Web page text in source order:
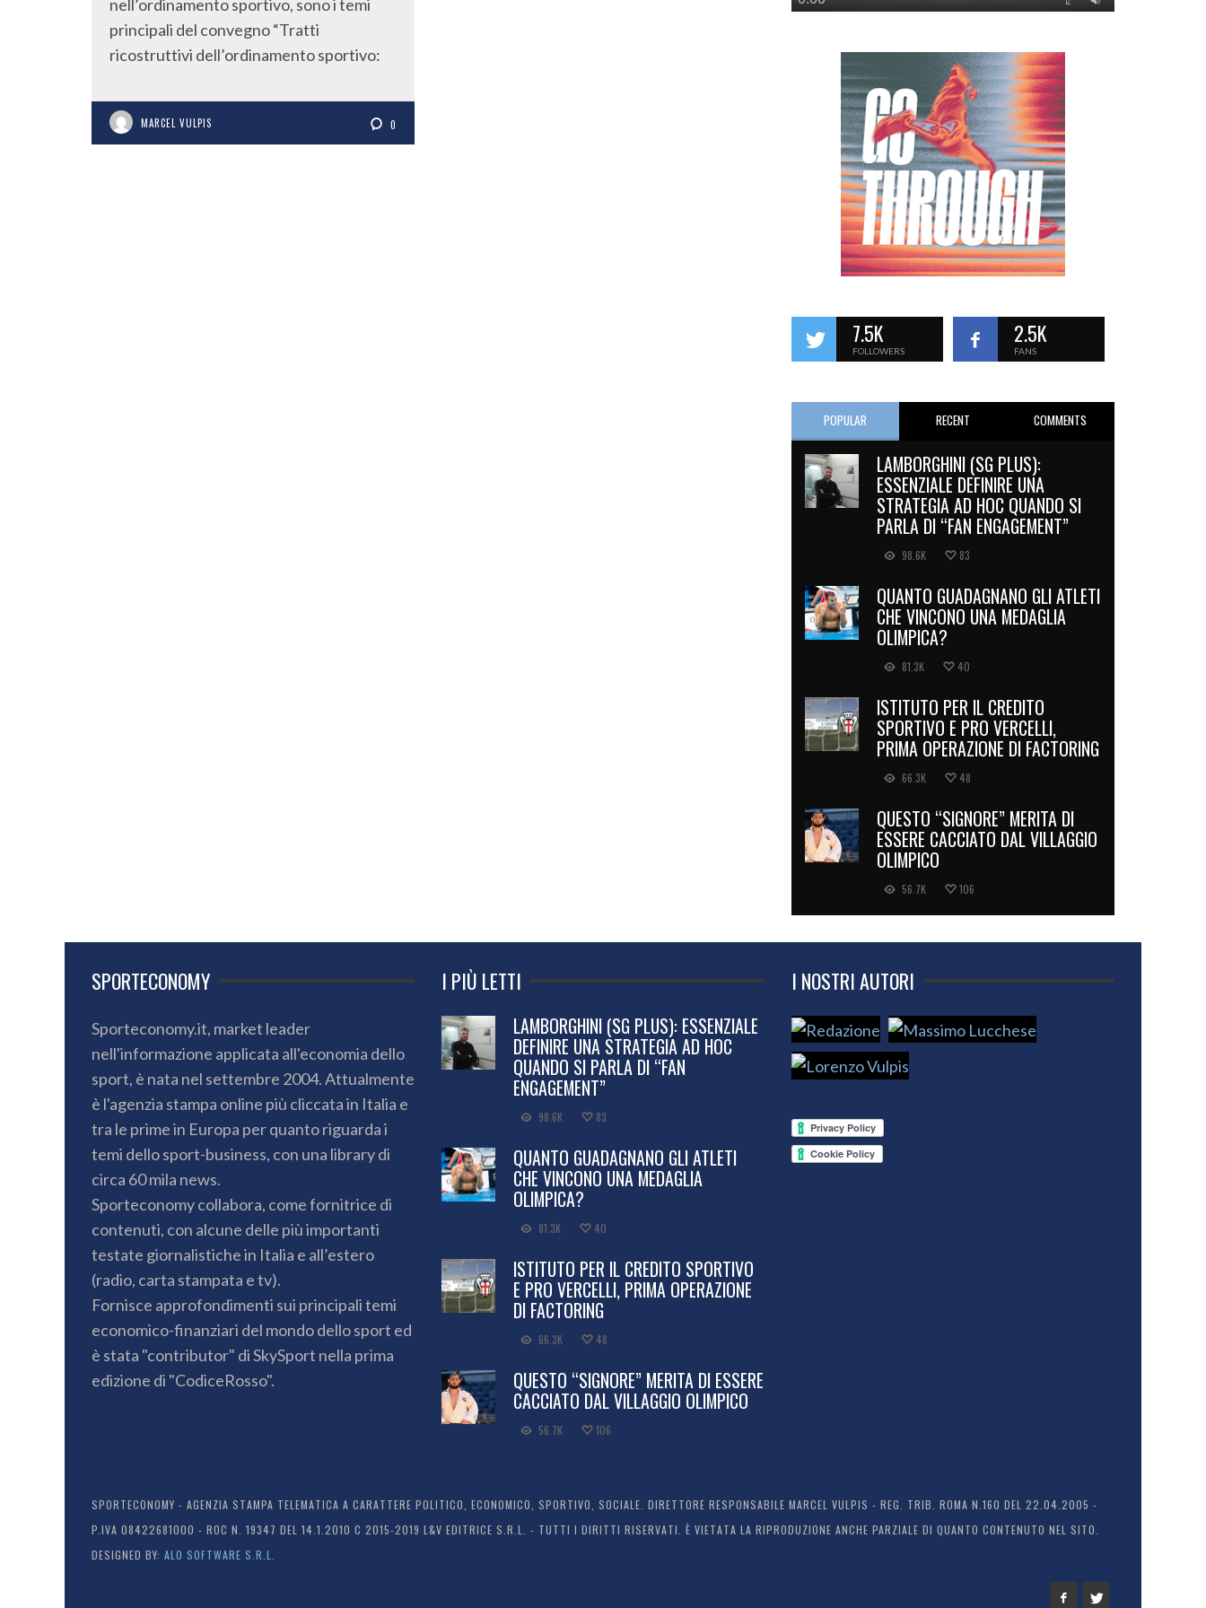
nell’ordinamento sportivo, sono i temi
principali del convegno “Tratti
ricostruttivi dell’ordinamento sportivo:
MARCEL VULPIS 0
7.5K
FOLLOWERS
2.5K
FANS
POPULAR RECENT COMMENTS
LAMBORGHINI (SG PLUS):
ESSENZIALE DEFINIRE UNA
STRATEGIA AD HOC QUANDO SI
PARLA DI “FAN ENGAGEMENT”
98.6K 83
QUANTO GUADAGNANO GLI ATLETI
CHE VINCONO UNA MEDAGLIA
OLIMPICA?
81.3K 40
ISTITUTO PER IL CREDITO
SPORTIVO E PRO VERCELLI,
PRIMA OPERAZIONE DI FACTORING
66.3K 48
QUESTO “SIGNORE” MERITA DI
ESSERE CACCIATO DAL VILLAGGIO
OLIMPICO
56.7K 106
SPORTECONOMY
Sporteconomy.it, market leader
nell'informazione applicata all'economia dello
sport, è nata nel settembre 2004. Attualmente
è l'agenzia stampa online più cliccata in Italia e
tra le prime in Europa per quanto riguarda i
temi dello sport-business, con una library di
circa 60 mila news.
Sporteconomy collabora, come fornitrice di
contenuti, con alcune delle più importanti
testate giornalistiche in Italia e all’estero
(radio, carta stampata e tv).
Fornisce approfondimenti sui principali temi
economico-finanziari del mondo dello sport ed
è stata "contributor" di SkySport nella prima
edizione di "CodiceRosso".
I PIÙ LETTI
LAMBORGHINI (SG PLUS): ESSENZIALE
DEFINIRE UNA STRATEGIA AD HOC
QUANDO SI PARLA DI “FAN
ENGAGEMENT”
98.6K 83
QUANTO GUADAGNANO GLI ATLETI
CHE VINCONO UNA MEDAGLIA
OLIMPICA?
81.3K 40
ISTITUTO PER IL CREDITO SPORTIVO
E PRO VERCELLI, PRIMA OPERAZIONE
DI FACTORING
66.3K 48
QUESTO “SIGNORE” MERITA DI ESSERE
CACCIATO DAL VILLAGGIO OLIMPICO
56.7K 106
I NOSTRI AUTORI
SPORTECONOMY - AGENZIA STAMPA TELEMATICA A CARATTERE POLITICO, ECONOMICO, SPORTIVO, SOCIALE. DIRETTORE RESPONSABILE MARCEL VULPIS - REG. TRIB. ROMA N.160 DEL 22.04.2005 -
P.IVA 08422681000 - ROC N. 19347 DEL 14.1.2010 C 2015-2019 L&V EDITRICE S.R.L. - TUTTI I DIRITTI RISERVATI. È VIETATA LA RIPRODUZIONE ANCHE PARZIALE DI QUANTO CONTENUTO NEL SITO.
DESIGNED BY: ALO SOFTWARE S.R.L.